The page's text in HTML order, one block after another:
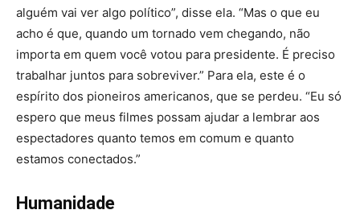
alguém vai ver algo político”, disse ela. “Mas o que eu
acho é que, quando um tornado vem chegando, não
importa em quem você votou para presidente. É preciso
trabalhar juntos para sobreviver.” Para ela, este é o
espírito dos pioneiros americanos, que se perdeu. “Eu só
espero que meus filmes possam ajudar a lembrar aos
espectadores quanto temos em comum e quanto
estamos conectados.”
Humanidade